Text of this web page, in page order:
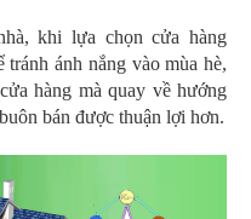
khi lựa chọn cửa hàng
ánh nắng vào mùa hè,
hàng mà quay về hướng
bán được thuận lợi hơn.